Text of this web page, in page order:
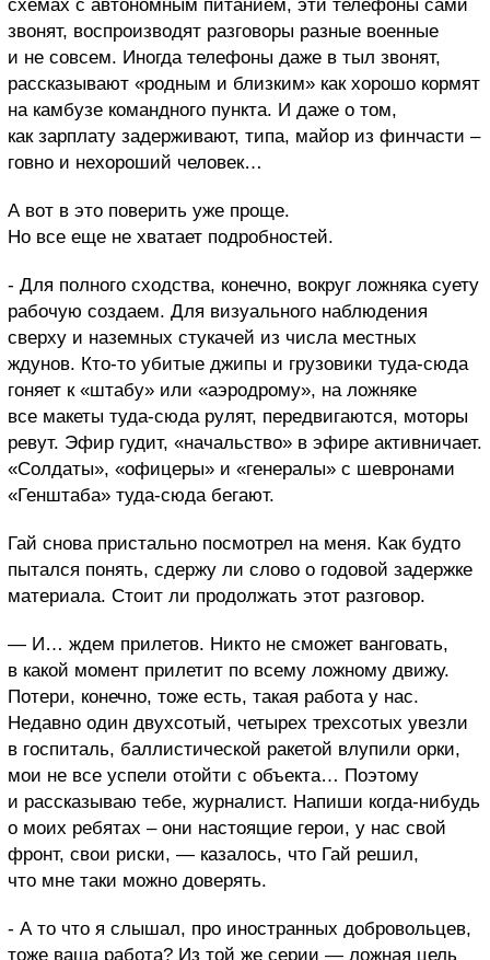
схемах с автономным питанием, эти телефоны сами
звонят, воспроизводят разговоры разные военные
и не совсем. Иногда телефоны даже в тыл звонят,
рассказывают «родным и близким» как хорошо кормят
на камбузе командного пункта. И даже о том,
как зарплату задерживают, типа, майор из финчасти –
говно и нехороший человек…
А вот в это поверить уже проще.
Но все еще не хватает подробностей.
- Для полного сходства, конечно, вокруг ложняка суету
рабочую создаем. Для визуального наблюдения
сверху и наземных стукачей из числа местных
ждунов. Кто-то убитые джипы и грузовики туда-сюда
гоняет к «штабу» или «аэродрому», на ложняке
все макеты туда-сюда рулят, передвигаются, моторы
ревут. Эфир гудит, «начальство» в эфире активничает.
«Солдаты», «офицеры» и «генералы» с шевронами
«Генштаба» туда-сюда бегают.
Гай снова пристально посмотрел на меня. Как будто
пытался понять, сдержу ли слово о годовой задержке
материала. Стоит ли продолжать этот разговор.
— И… ждем прилетов. Никто не сможет ванговать,
в какой момент прилетит по всему ложному движу.
Потери, конечно, тоже есть, такая работа у нас.
Недавно один двухсотый, четырех трехсотых увезли
в госпиталь, баллистической ракетой влупили орки,
мои не все успели отойти с объекта… Поэтому
и рассказываю тебе, журналист. Напиши когда-нибудь
о моих ребятах – они настоящие герои, у нас свой
фронт, свои риски, — казалось, что Гай решил,
что мне таки можно доверять.
- А то что я слышал, про иностранных добровольцев,
тоже ваша работа? Из той же серии — ложная цель